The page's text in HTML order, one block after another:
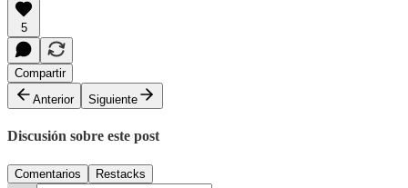
5
Compartir
Anterior
Siguiente
Discusión sobre este post
Comentarios Restacks